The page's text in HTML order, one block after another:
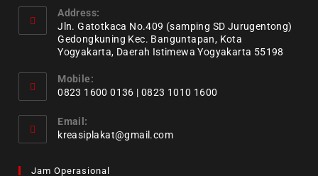
Address:
Jln. Gatotkaca No.409 (samping SD Jurugentong)
Gedongkuning Kec. Banguntapan, Kota
Yogyakarta, Daerah Istimewa Yogyakarta 55198
Mobile:
0823 1600 0136 | 0823 1010 1600
Email:
kreasiplakat@gmail.com
Jam Operasional